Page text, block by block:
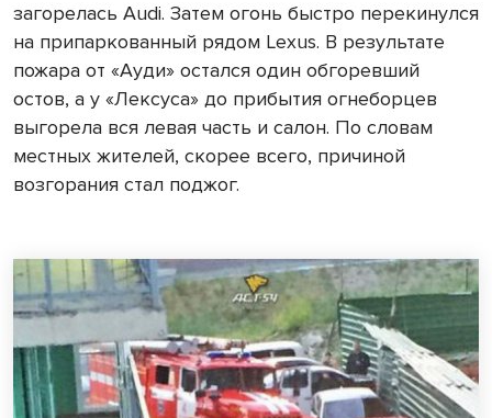
загорелась Audi. Затем огонь быстро перекинулся
на припаркованный рядом Lexus. В результате
пожара от «Ауди» остался один обгоревший
остов, а у «Лексуса» до прибытия огнеборцев
выгорела вся левая часть и салон. По словам
местных жителей, скорее всего, причиной
возгорания стал поджог.